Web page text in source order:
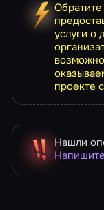
услуги о
проекте
Нашли